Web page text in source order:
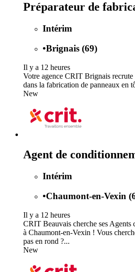
Préparateur de
Intérim
•Brignais (69)
Il y a 12 heures
Votre agence CRIT Brignais
dans la fabrication de panneaux en
New
Agent de
Intérim
•Chaumont-en-Vexin
Il y a 12 heures
CRIT Beauvais cherche ses
à Chaumont-en-Vexin ! Vous
pas en rond ?...
New